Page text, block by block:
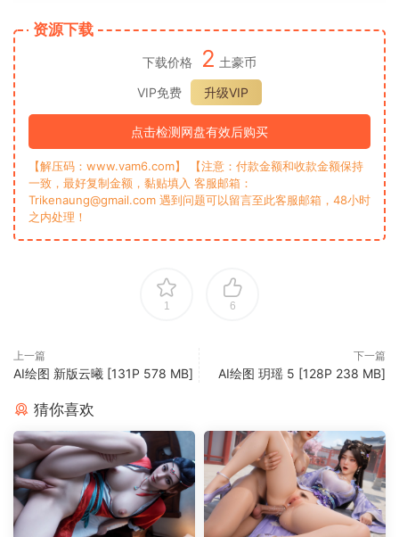
资源下载
下载价格 2 土豪币
VIP免费
升级VIP
点击检测网盘有效后购买
【解压码：www.vam6.com】 【注意：付款金额和收款金额保持
一致，最好复制金额，黏贴填入 客服邮箱：
Trikenaung@gmail.com 遇到问题可以留言至此客服邮箱，48小时
之内处理！
1 6
上一篇
AI绘图 新版云曦 [131P 578 MB]
下一篇
AI绘图 玥瑶 5 [128P 238 MB]
猜你喜欢